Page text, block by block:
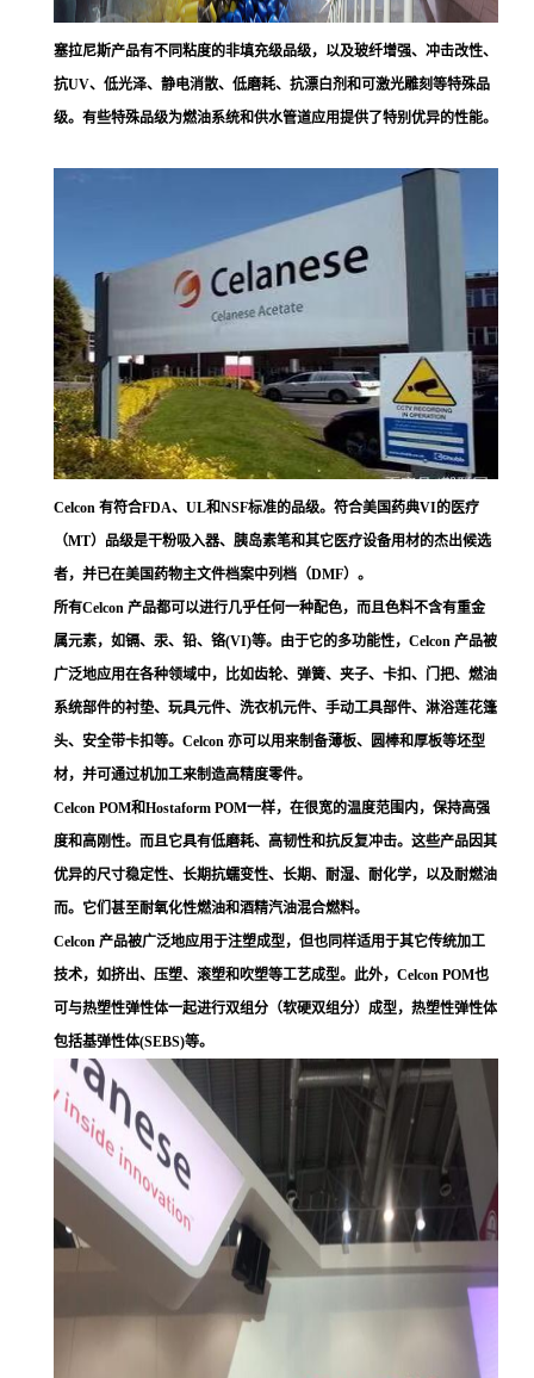
塞拉尼斯产品有不同粘度的非填充级品级，以及玻纤增强、冲击改性、
抗UV、低光泽、静电消散、低磨耗、抗漂白剂和可激光雕刻等特殊品
级。有些特殊品级为燃油系统和供水管道应用提供了特别优异的性能。
Celcon 有符合FDA、UL和NSF标准的品级。符合美国药典VI的医疗
（MT）品级是干粉吸入器、胰岛素笔和其它医疗设备用材的杰出候选
者，并已在美国药物主文件档案中列档（DMF）。
所有Celcon 产品都可以进行几乎任何一种配色，而且色料不含有重金
属元素，如镉、汞、铅、铬(VI)等。由于它的多功能性，Celcon 产品被
广泛地应用在各种领域中，比如齿轮、弹簧、夹子、卡扣、门把、燃油
系统部件的衬垫、玩具元件、洗衣机元件、手动工具部件、淋浴莲花篷
头、安全带卡扣等。Celcon 亦可以用来制备薄板、圆棒和厚板等坯型
材，并可通过机加工来制造高精度零件。
Celcon POM和Hostaform POM一样，在很宽的温度范围内，保持高强
度和高刚性。而且它具有低磨耗、高韧性和抗反复冲击。这些产品因其
优异的尺寸稳定性、长期抗蠕变性、长期、耐湿、耐化学，以及耐燃油
而。它们甚至耐氧化性燃油和酒精汽油混合燃料。
Celcon 产品被广泛地应用于注塑成型，但也同样适用于其它传统加工
技术，如挤出、压塑、滚塑和吹塑等工艺成型。此外，Celcon POM也
可与热塑性弹性体一起进行双组分（软硬双组分）成型，热塑性弹性体
包括基弹性体(SEBS)等。